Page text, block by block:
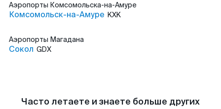
Аэропорты Комсомольска-на-Амуре
Комсомольск-на-Амуре KXK
Аэропорты Магадана
Сокол GDX
Часто летаете и знаете больше других